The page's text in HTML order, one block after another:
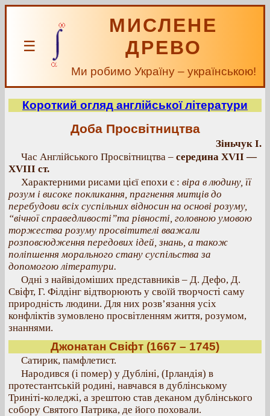
☰
МИСЛЕНЕ
ДРЕВО
Ми робимо Україну – українською!
Короткий огляд англійської літератури
Доба Просвітництва
Зіньчук І.
Час Англійського Просвітництва – середина XVII —
XVIII ст.
Характерними рисами цієї епохи є : віра в людину, її
розум і високе покликання, прагнення митців до
перебудови всіх суспільних відносин на основі розуму,
“вічної справедливості”та рівності, головною умовою
торжества розуму просвітителі вважали
розповсюдження передових ідей, знань, а також
поліпшення морального стану суспільства за
допомогою літератури.
Одні з найвідоміших представників – Д. Дефо, Д.
Свіфт, Г. Філдінг відтворюють у своїй творчості саму
природність людини. Для них розв’язання усіх
конфліктів зумовлено просвітленням життя, розумом,
знаннями.
Джонатан Свіфт (1667 – 1745)
Сатирик, памфлетист.
Народився (і помер) у Дубліні, (Ірландія) в
протестантській родині, навчався в дублінському
Триніті-коледжі, а зрештою став деканом дублінського
собору Святого Патрика, де його поховали.